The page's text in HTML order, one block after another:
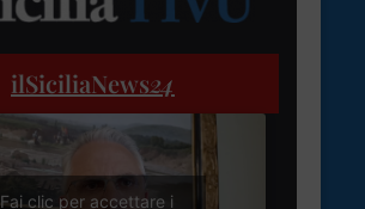
ilSiciliaNews24
Fai clic per accettare i